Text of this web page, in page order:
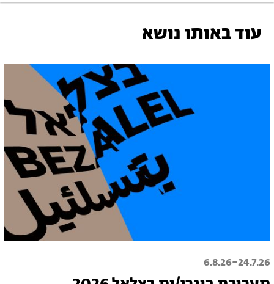
עוד באותו נושא
24.7.26
-
6.8.26